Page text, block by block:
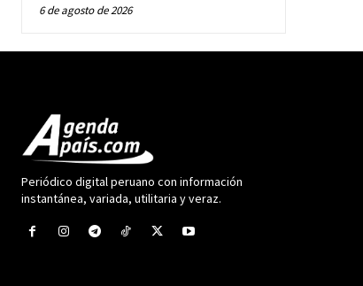
6 de agosto de 2026
Periódico digital peruano con información
instantánea, variada, utilitaria y veraz.